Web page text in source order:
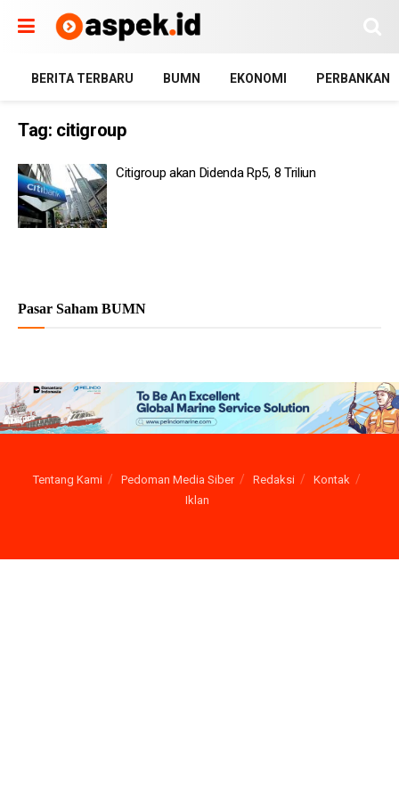
BERITA TERBARU BUMN EKONOMI PERBANKAN
Tag: citigroup
Citigroup akan Didenda Rp5, 8 Triliun
Pasar Saham BUMN
Tentang Kami Pedoman Media Siber Redaksi
Kontak
Iklan